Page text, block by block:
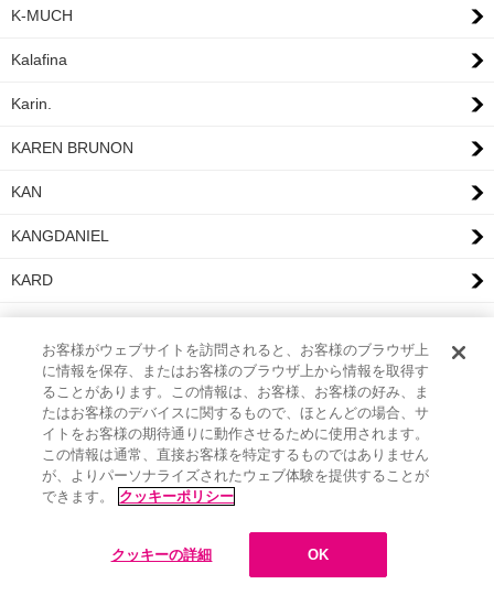
K-MUCH
Kalafina
Karin.
KAREN BRUNON
KAN
KANGDANIEL
KARD
KEANA
kiki vivi lily
Kiss Bee
KISEOP&HOON(from U-KISS)
KIDS
お客様がウェブサイトを訪問されると、お客様のブラウザ上
に情報を保存、またはお客様のブラウザ上から情報を取得す
ることがあります。この情報は、お客様、お客様の好み、ま
たはお客様のデバイスに関するもので、ほとんどの場合、サ
イトをお客様の期待通りに動作させるために使用されます。
この情報は通常、直接お客様を特定するものではありません
が、よりパーソナライズされたウェブ体験を提供することが
できます。
クッキーポリシー
クッキーの詳細 OK